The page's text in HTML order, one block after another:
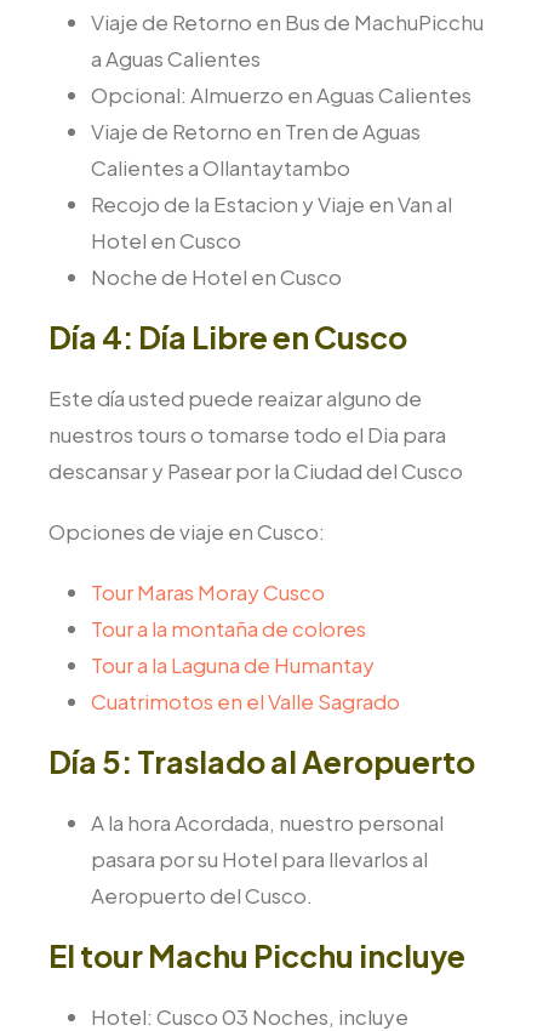
Viaje de Retorno en Bus de MachuPicchu
a Aguas Calientes
Opcional: Almuerzo en Aguas Calientes
Viaje de Retorno en Tren de Aguas
Calientes a Ollantaytambo
Recojo de la Estacion y Viaje en Van al
Hotel en Cusco
Noche de Hotel en Cusco
Día 4: Día Libre en Cusco
Este día usted puede reaizar alguno de
nuestros tours o tomarse todo el Dia para
descansar y Pasear por la Ciudad del Cusco
Opciones de viaje en Cusco:
Tour Maras Moray Cusco
Tour a la montaña de colores
Tour a la Laguna de Humantay
Cuatrimotos en el Valle Sagrado
Día 5: Traslado al Aeropuerto
A la hora Acordada, nuestro personal
pasara por su Hotel para llevarlos al
Aeropuerto del Cusco.
El tour Machu Picchu incluye
Hotel: Cusco 03 Noches, incluye